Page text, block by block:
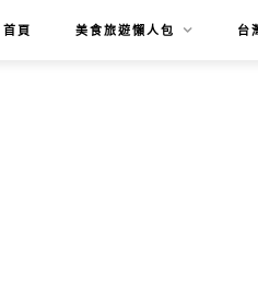
首頁 美食旅遊懶人包 台